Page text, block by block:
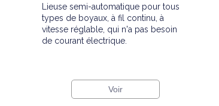
Lieuse semi-automatique pour tous
types de boyaux, à fil continu, à
vitesse réglable, qui n'a pas besoin
de courant électrique.
Voir